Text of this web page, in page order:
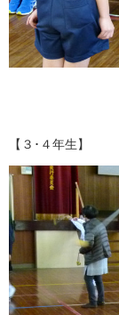
【３･４年生】